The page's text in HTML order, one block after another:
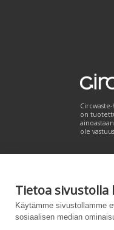
Tietoa sivustolla
Käytämme sivustollamme
sosiaalisen median
on
ole
Powered